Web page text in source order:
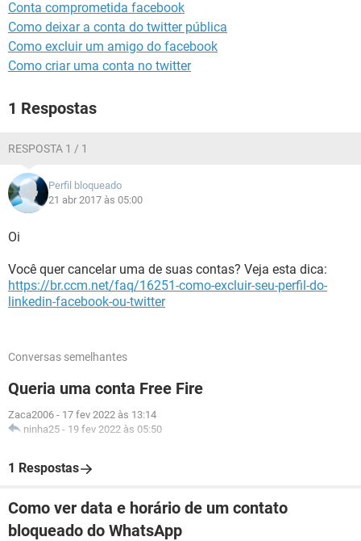
Conta comprometida facebook
Como deixar a conta do twitter pública
Como excluir um amigo do facebook
Como criar uma conta no twitter
1 Respostas
RESPOSTA 1 / 1
Perfil bloqueado
21 abr 2017 às 05:00
Oi
Você quer cancelar uma de suas contas? Veja esta dica:
https://br.ccm.net/faq/16251-como-excluir-seu-perfil-do-
linkedin-facebook-ou-twitter
Conversas semelhantes
Queria uma conta Free Fire
Zaca2006 - 17 fev 2022 às 13:14
ninha25 - 19 fev 2022 às 05:50
1 Respostas
Como ver data e horário de um contato
bloqueado do WhatsApp